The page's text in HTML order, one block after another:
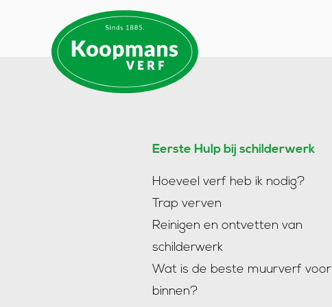
Eerste Hulp bij schilderwerk
Hoeveel verf heb ik nodig?
Trap verven
Reinigen en ontvetten van
schilderwerk
Wat is de beste muurverf voor
binnen?